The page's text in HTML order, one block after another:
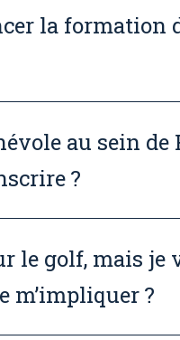
la formation
au sein
?
le golf, mais
m’impliquer ?